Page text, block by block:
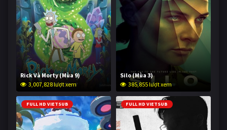
Rick Và Morty (Mùa 9)
3,007,828 lượt xem
Silo (Mùa 3)
385,855 lượt xem
FULL HD VIETSUB FULL HD VIETSUB